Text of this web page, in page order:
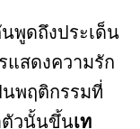
พูดถึงประเด็น
แสดงความรัก
นพฤติกรรมที่
ตัวนั้นขึ้นเท